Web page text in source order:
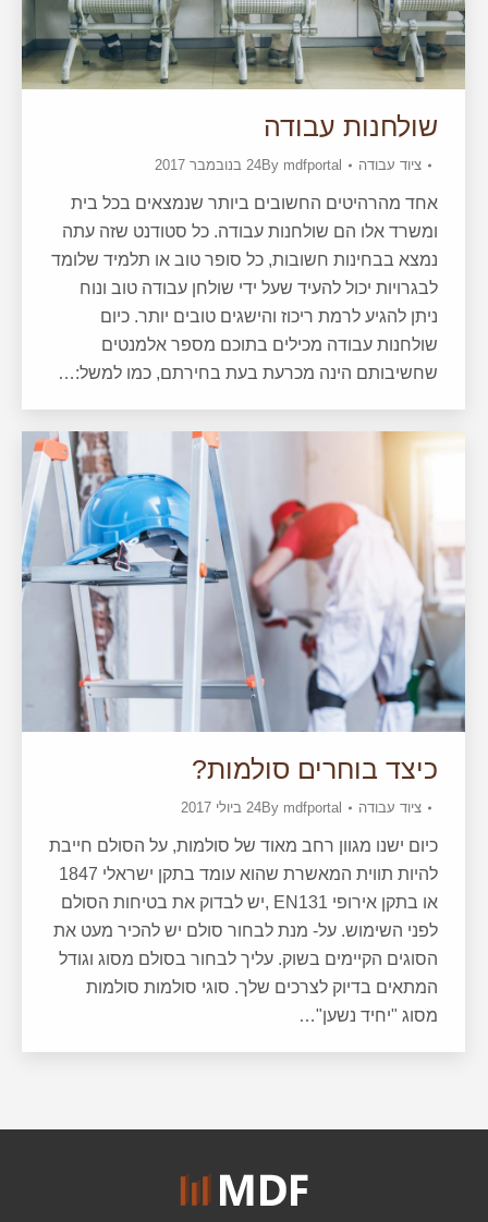
שולחנות עבודה
ציוד עבודה By mdfportal 24 בנובמבר 2017
אחד מהרהיטים החשובים ביותר שנמצאים בכל בית
ומשרד אלו הם שולחנות עבודה. כל סטודנט שזה עתה
נמצא בבחינות חשובות, כל סופר טוב או תלמיד שלומד
לבגרויות יכול להעיד שעל ידי שולחן עבודה טוב ונוח
ניתן להגיע לרמת ריכוז והישגים טובים יותר. כיום
שולחנות עבודה מכילים בתוכם מספר אלמנטים
שחשיבותם הינה מכרעת בעת בחירתם, כמו למשל:…
כיצד בוחרים סולמות?
ציוד עבודה By mdfportal 24 ביולי 2017
כיום ישנו מגוון רחב מאוד של סולמות, על הסולם חייבת
להיות תווית המאשרת שהוא עומד בתקן ישראלי 1847
או בתקן אירופי EN131 ,יש לבדוק את בטיחות הסולם
לפני השימוש. על- מנת לבחור סולם יש להכיר מעט את
הסוגים הקיימים בשוק. עליך לבחור בסולם מסוג וגודל
המתאים בדיוק לצרכים שלך. סוגי סולמות סולמות
מסוג "יחיד נשען"…